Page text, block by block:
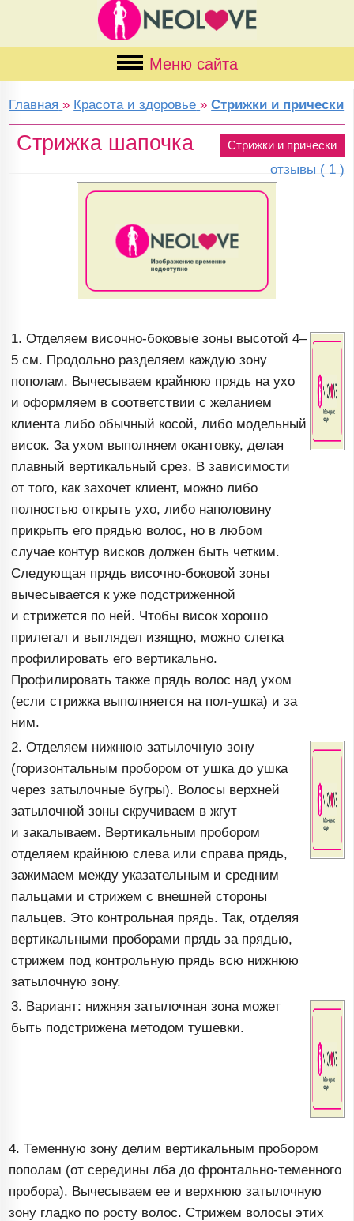
Меню сайта
Главная » Красота и здоровье »Стрижки и прически
Стрижки и прически
отзывы ( 1 )
Стрижка шапочка
1. Отделяем височно-боковые зоны высотой4–
5 см. Продольно разделяем каждую зону
пополам. Вычесываем крайнюю прядь на ухо
и оформляем в соответствии с желанием
клиента либо обычный косой, либо модельный
висок. За ухом выполняем окантовку, делая
плавный вертикальный срез. В зависимости
от того, как захочет клиент, можно либо
полностью открыть ухо, либо наполовину
прикрыть его прядью волос, но в любом
случае контур висков должен быть четким.
Следующая прядь височно-боковой зоны
вычесывается к уже подстриженной
и стрижется по ней. Чтобы висок хорошо
прилегал и выглядел изящно, можно слегка
профилировать его вертикально.
Профилировать также прядь волос над ухом
(если стрижка выполняется на пол-ушка) и за
ним.
2. Отделяем нижнюю затылочную зону
(горизонтальным пробором от ушка до ушка
через затылочные бугры). Волосы верхней
затылочной зоны скручиваем в жгут
и закалываем. Вертикальным пробором
отделяем крайнюю слева или справа прядь,
зажимаем между указательным и средним
пальцами и стрижем с внешней стороны
пальцев. Это контрольная прядь. Так, отделяя
вертикальными проборами прядь за прядью,
стрижем под контрольную прядь всю нижнюю
затылочную зону.
3. Вариант: нижняя затылочная зона может
быть подстрижена методом тушевки.
4. Теменную зону делим вертикальным пробором
пополам (от середины лба дофронтально-теменного
пробора). Вычесываем ее и верхнюю затылочную
зону гладко по росту волос. Стрижем волосы этих